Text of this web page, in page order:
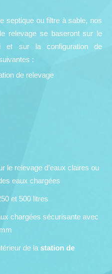
septique ou filtre à sable, nos
relevage se baseront sur le
et sur la configuration de
:
de relevage
le relevage d’eaux claires ou
eaux chargées
et 500 litres
chargées sécurisante avec
de la station de